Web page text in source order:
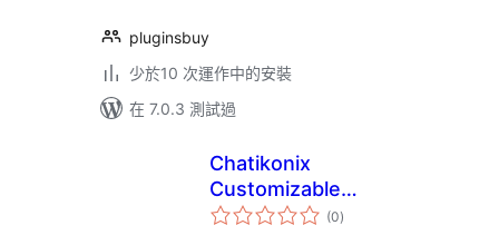
pluginsbuy
少於10 次運作中的安裝
在 7.0.3 測試過
Chatikonix
Customizable
Livechat Widget
(0總
評)